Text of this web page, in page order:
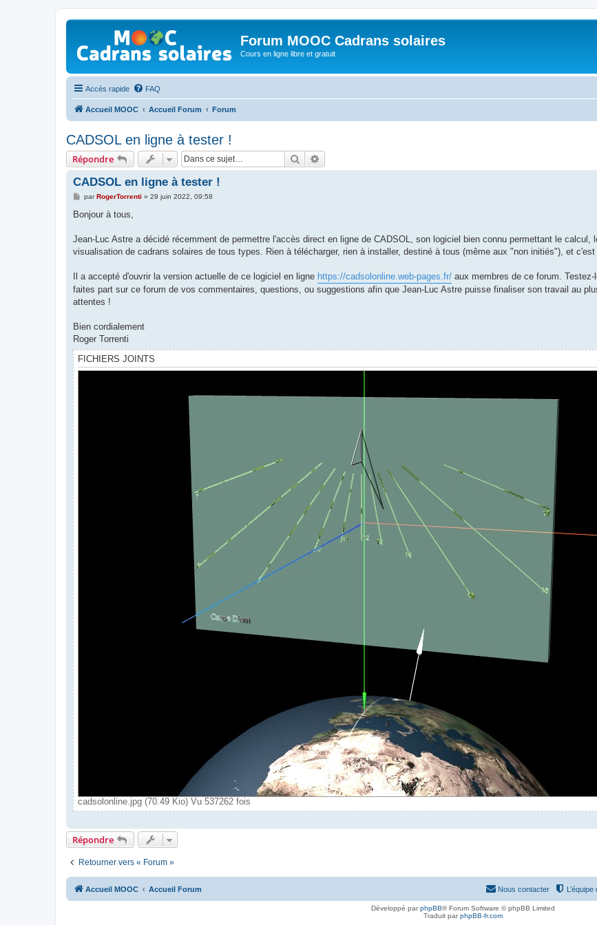
Forum MOOC Cadrans solaires
Cours en ligne libre et gratuit
Accès rapide FAQ
Accueil MOOC Accueil Forum Forum
CADSOL en ligne à tester !
Répondre Rechercher
CADSOL en ligne à tester !
M
s
g
parRogerTorrenti » 29 juin 2022, 09:58
Bonjour à tous,
Jean-Luc Astre a décidé récemment de permettre l'accès direct en ligne de CADSOL, son logiciel bien connu permettant le calcul,
visualisation de cadrans solaires de tous types. Rien à télécharger, rien à installer, destiné à tous (même aux "non initiés"), et
Il a accepté d'ouvrir la version actuelle de ce logiciel en ligne https://cadsolonline.web-pages.fr/ aux membres de ce forum.
faites part sur ce forum de vos commentaires, questions, ou suggestions afin que Jean-Luc Astre puisse finaliser son travail au
attentes !
Bien cordialement
Roger Torrenti
FICHIERS JOINTS
cadsolonline.jpg (70.49 Kio) Vu 537262 fois
Répondre
Retourner vers « Forum »
Accueil MOOC Accueil Forum Nous contacter
Développé parphpBB® Forum Software © phpBB Limited
Traduit parphpBB-fr.com